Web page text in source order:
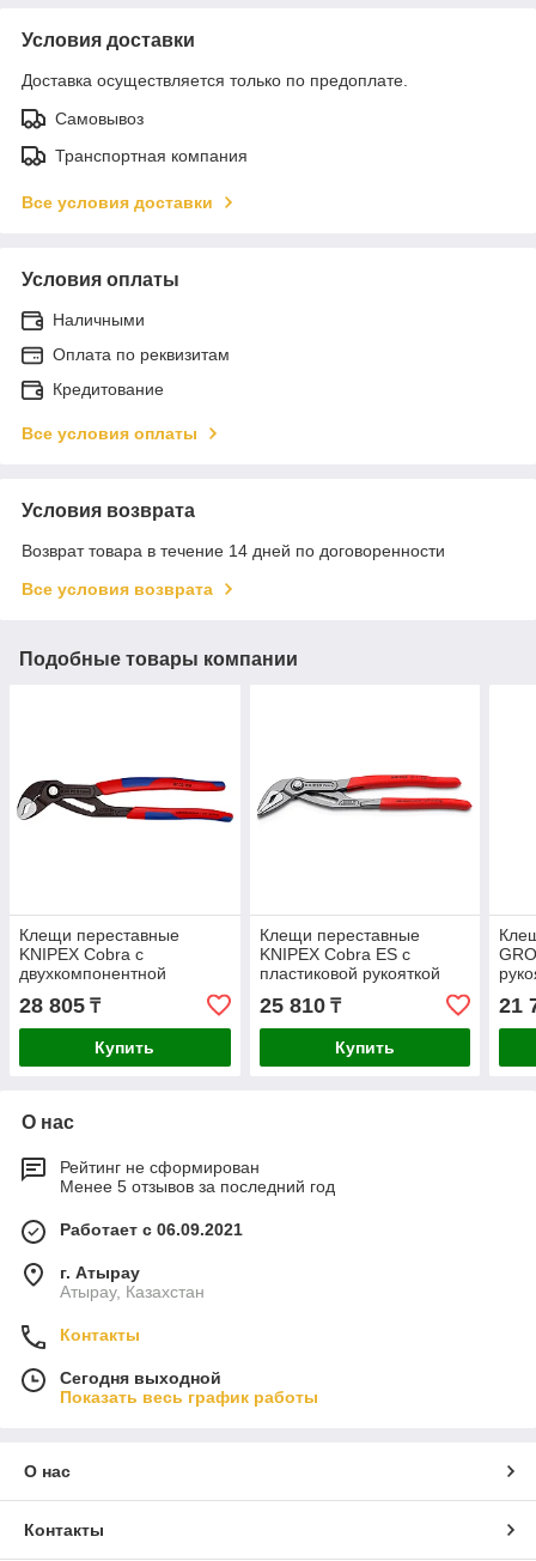
Условия доставки
Доставка осуществляется только по предоплате.
Самовывоз
Транспортная компания
Все условия доставки
Условия оплаты
Наличными
Оплата по реквизитам
Кредитование
Все условия оплаты
Условия возврата
Возврат товара в течение 14 дней по договоренности
Все условия возврата
Подобные товары компании
Клещи переставные
KNIPEX Cobra с
двухкомпонентной
рукояткой 250мм 8702250
28 805 ₸
Купить
Клещи переставные
KNIPEX Cobra ES с
пластиковой рукояткой
250мм 8751250
25 810₸
Купить
21
О нас
Рейтинг не сформирован
Менее 5 отзывов за последний год
Работает с 06.09.2021
г. Атырау
Атырау, Казахстан
Контакты
Сегодня выходной
Показать весь график работы
О нас
Контакты